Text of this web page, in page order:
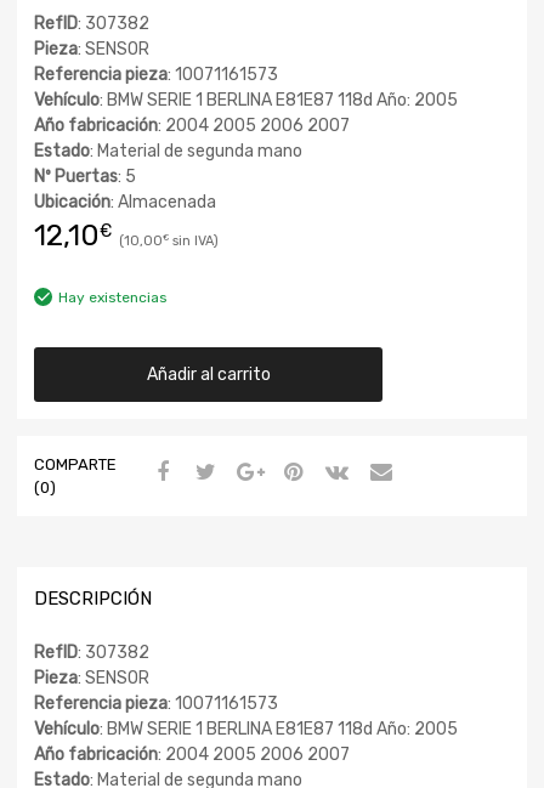
RefID: 307382
Pieza: SENSOR
Referencia pieza: 10071161573
Vehículo: BMW SERIE 1 BERLINA E81E87 118d Año: 2005
Año fabricación: 2004 2005 2006 2007
Estado: Material de segunda mano
Nº Puertas: 5
Ubicación: Almacenada
12,10€ 10,00€
Hay existencias
Añadir al carrito
COMPARTE
(0)
DESCRIPCIÓN
RefID: 307382
Pieza: SENSOR
Referencia pieza: 10071161573
Vehículo: BMW SERIE 1 BERLINA E81E87 118d Año: 2005
Año fabricación: 2004 2005 2006 2007
Estado: Material de segunda mano